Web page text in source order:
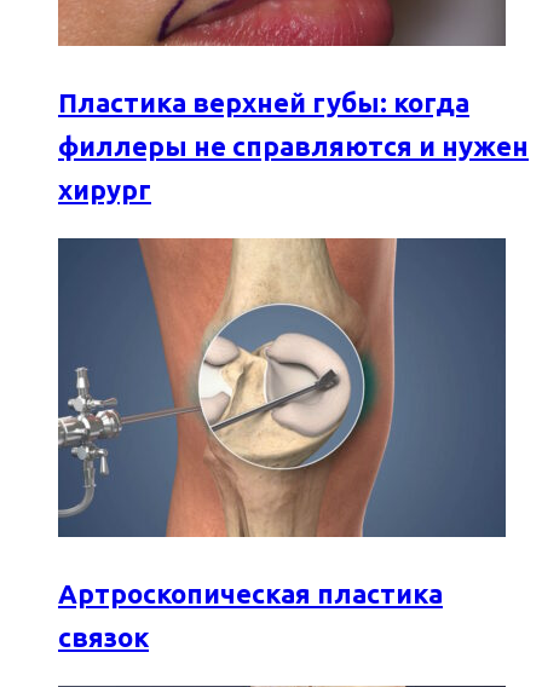
Пластика верхней губы: когда
филлеры не справляются и нужен
хирург
Артроскопическая пластика
связок